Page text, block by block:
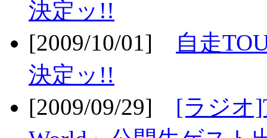
決定ッ!!
[2009/10/01]
自走
決定ッ!!
[2009/09/29] [ラジオ